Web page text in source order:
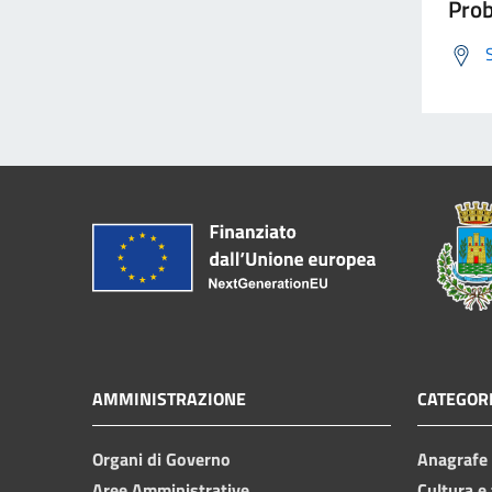
AMMINISTRAZIONE
Organi di Governo